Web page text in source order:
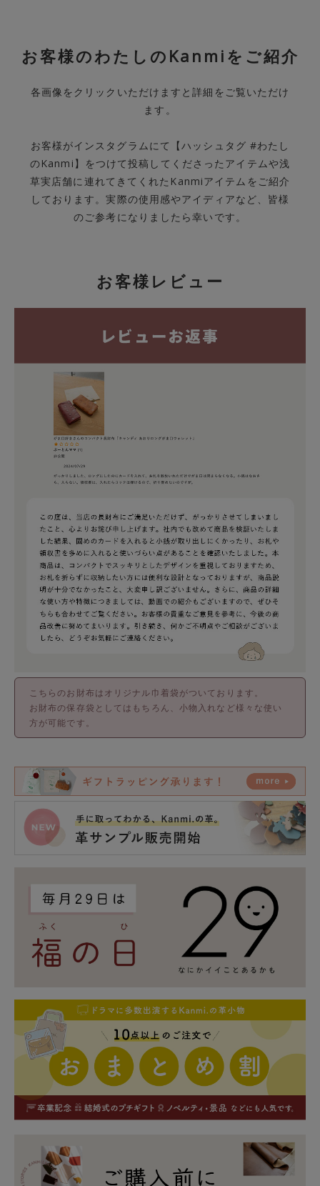
お客様のわたしのKanmiをご紹介
各画像をクリックいただけますと詳細をご覧いただけ
ます。
お客様がインスタグラムにて【ハッシュタグ #わたし
のKanmi】をつけて投稿してくださったアイテムや浅
草実店舗に連れてきてくれたKanmiアイテムをご紹介
しております。実際の使用感やアイディアなど、皆様
のご参考になりましたら幸いです。
お客様レビュー
こちらのお財布はオリジナル巾着袋がついております。
お財布の保存袋としてはもちろん、小物入れなど様々な使い
方が可能です。